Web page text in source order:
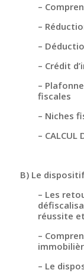
–
–
–
– Crédit
–
fiscales
– Niches
– CALCUL
B) Le dispositif
– Les
réussite
–
– Le